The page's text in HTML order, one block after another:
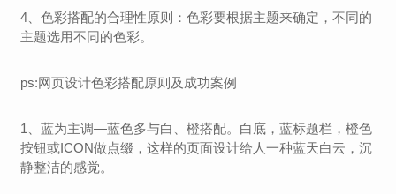
4、色彩搭配的合理性原则：色彩要根据主题来确定，不同的
主题选用不同的色彩。
ps:网页设计色彩搭配原则及成功案例
1、蓝为主调—蓝色多与白、橙搭配。白底，蓝标题栏，橙色
按钮或ICON做点缀，这样的页面设计给人一种蓝天白云，沉
静整洁的感觉。